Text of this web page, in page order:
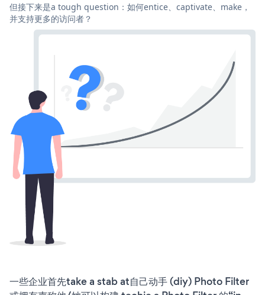
但接下来是a tough question：如何entice、captivate、make，
并支持更多的访问者？
一些企业首先take a stab at自己动手 (diy) Photo Filter